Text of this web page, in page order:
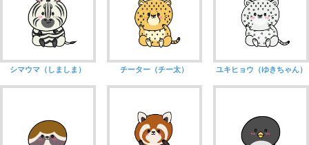
シマウマ（しましま） チーター（チー太） ユキヒョウ（ゆきちゃん）